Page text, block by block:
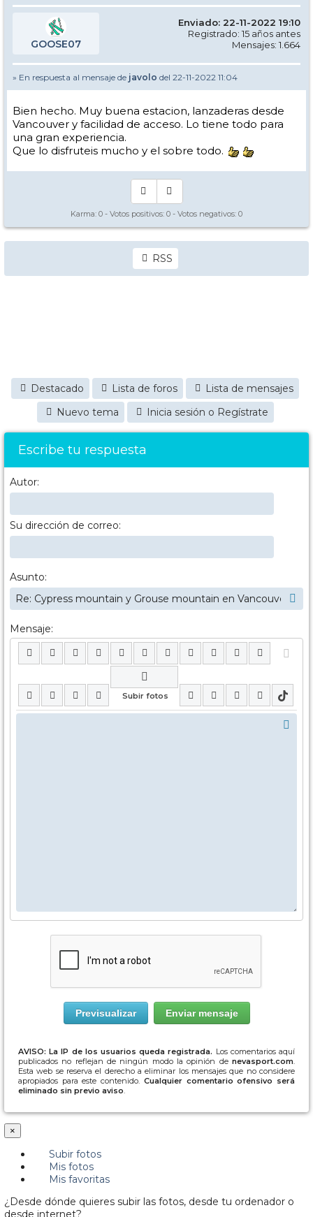
GOOSE07
Enviado: 22-11-2022 19:10
Registrado: 15 años antes
Mensajes: 1.664
» En respuesta al mensaje de javolo del 22-11-2022 11:04
Bien hecho. Muy buena estacion, lanzaderas desde
Vancouver y facilidad de acceso. Lo tiene todo para
una gran experiencia.
Que lo disfruteis mucho y el sobre todo.
Karma: 0 - Votos positivos: 0 - Votos negativos: 0
RSS
Destacado Lista de foros
Lista de mensajes
Nuevo tema
Inicia sesión o Regístrate
Escribe tu respuesta
Autor:
Su dirección de correo:
Asunto:
Mensaje:
AVISO: La IP de los usuarios queda registrada. Los comentarios aquí
publicados no reflejan de ningún modo la opinión de nevasport.com.
Esta web se reserva el derecho a eliminar los mensajes que no considere
apropiados para este contenido. Cualquier comentario ofensivo será
eliminado sin previo aviso.
×
Subir fotos
Mis fotos
Mis favoritas
¿Desde dónde quieres subir las fotos, desde tu ordenador o
desde internet?